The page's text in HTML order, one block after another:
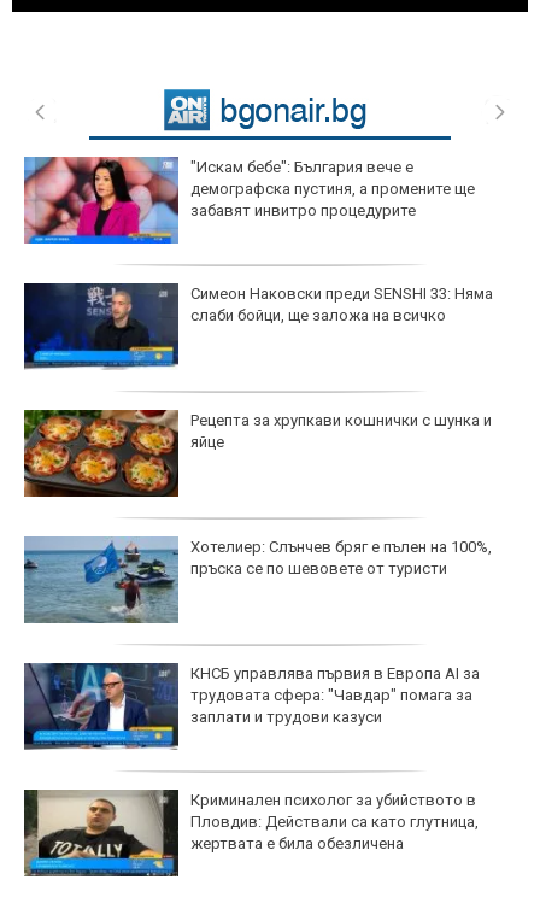
"Искам бебе": България вече е
демографска пустиня, а промените ще
забавят инвитро процедурите
Симеон Наковски преди SENSHI 33: Няма
слаби бойци, ще заложа на всичко
Рецепта за хрупкави кошнички с шунка и
яйце
Хотелиер: Слънчев бряг е пълен на 100%,
пръска се по шевовете от туристи
КНСБ управлява първия в Европа AI за
трудовата сфера: "Чавдар" помага за
заплати и трудови казуси
Криминален психолог за убийството в
Пловдив: Действали са като глутница,
жертвата е била обезличена